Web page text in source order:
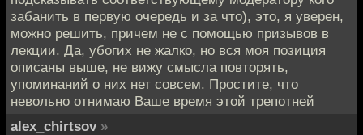
забанить в первую очередь и за что), это, я уверен,
можно решить, причем не с помощью призывов в
лекции. Да, убогих не жалко, но вся моя позиция
описаны выше, не вижу смысла повторять,
упоминаний о них нет совсем. Простите, что
невольно отнимаю Ваше время этой трепотней
alex_chirtsov »